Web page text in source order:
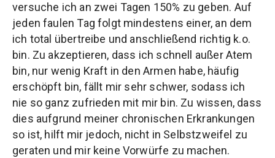
versuche ich an zwei Tagen 150% zu geben. Auf
jeden faulen Tag folgt mindestens einer, an dem
ich total übertreibe und anschließend richtig k.o.
bin. Zu akzeptieren, dass ich schnell außer Atem
bin, nur wenig Kraft in den Armen habe, häufig
erschöpft bin, fällt mir sehr schwer, sodass ich
nie so ganz zufrieden mit mir bin. Zu wissen, dass
dies aufgrund meiner chronischen Erkrankungen
so ist, hilft mir jedoch, nicht in Selbstzweifel zu
geraten und mir keine Vorwürfe zu machen.